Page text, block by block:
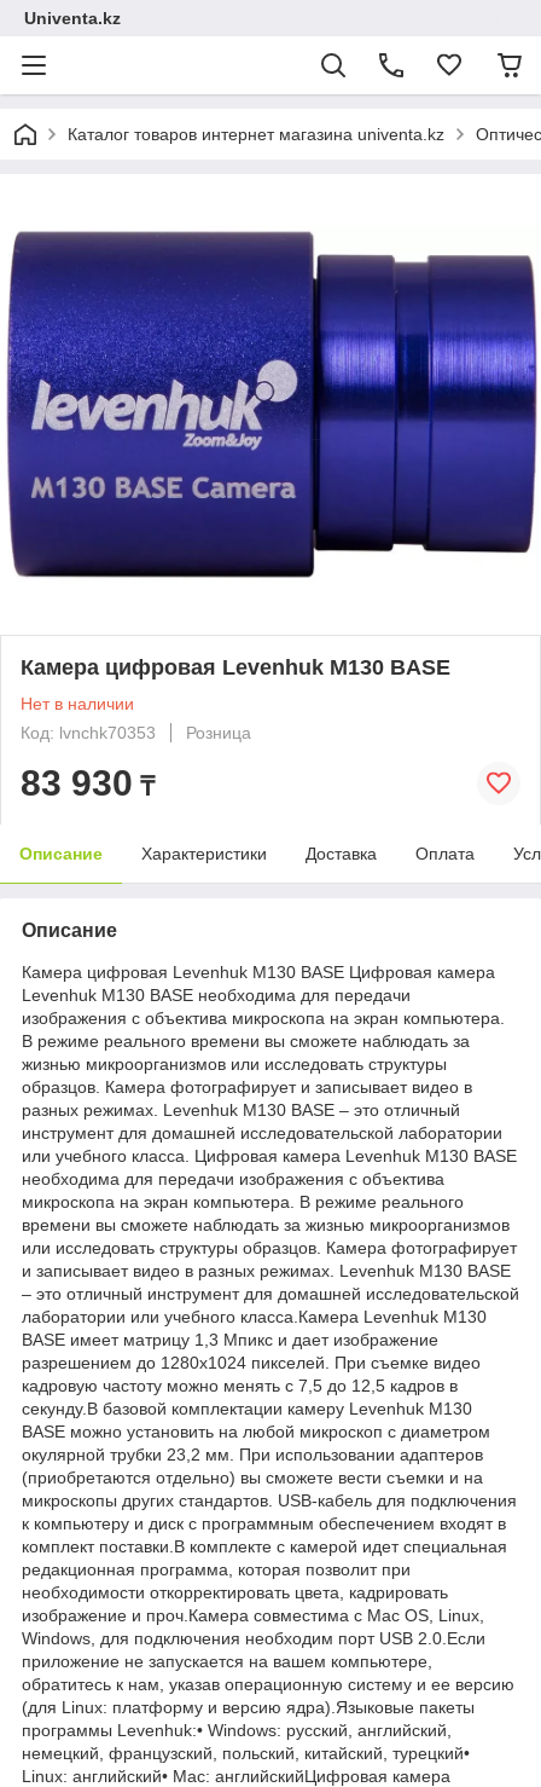
Univenta.kz
Каталог товаров интернет магазина univenta.kz
Камера цифровая Levenhuk M130 BASE
Нет в наличии
Код: lvnchk70353
Розница
83 930 ₸
Описание Характеристики Доставка Оплата
Описание
Камера цифровая Levenhuk M130 BASE Цифровая камера
Levenhuk M130 BASE необходима для передачи
изображения с объектива микроскопа на экран компьютера.
В режиме реального времени вы сможете наблюдать за
жизнью микроорганизмов или исследовать структуры
образцов. Камера фотографирует и записывает видео в
разных режимах. Levenhuk M130 BASE – это отличный
инструмент для домашней исследовательской лаборатории
или учебного класса. Цифровая камера Levenhuk M130 BASE
необходима для передачи изображения с объектива
микроскопа на экран компьютера. В режиме реального
времени вы сможете наблюдать за жизнью микроорганизмов
или исследовать структуры образцов. Камера фотографирует
и записывает видео в разных режимах. Levenhuk M130 BASE
– это отличный инструмент для домашней исследовательской
лаборатории или учебного класса.Камера Levenhuk M130
BASE имеет матрицу 1,3 Мпикс и дает изображение
разрешением до 1280х1024 пикселей. При съемке видео
кадровую частоту можно менять с 7,5 до 12,5 кадров в
секунду.В базовой комплектации камеру Levenhuk M130
BASE можно установить на любой микроскоп с диаметром
окулярной трубки 23,2 мм. При использовании адаптеров
(приобретаются отдельно) вы сможете вести съемки и на
микроскопы других стандартов. USB-кабель для подключения
к компьютеру и диск с программным обеспечением входят в
комплект поставки.В комплекте с камерой идет специальная
редакционная программа, которая позволит при
необходимости откорректировать цвета, кадрировать
изображение и проч.Камера совместима с Mac OS, Linux,
Windows, для подключения необходим порт USB 2.0.Если
приложение не запускается на вашем компьютере,
обратитесь к нам, указав операционную систему и ее версию
(для Linux: платформу и версию ядра).Языковые пакеты
программы Levenhuk:• Windows: русский, английский,
немецкий, французский, польский, китайский, турецкий•
Linux: английский• Mac: английскийЦифровая камера